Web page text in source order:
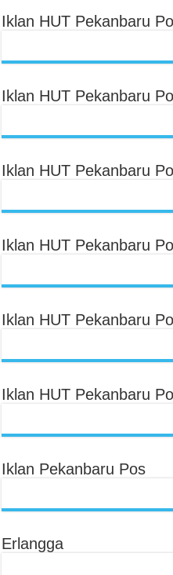
Iklan HUT Pekanbaru
Iklan HUT Pekanbaru
Iklan HUT Pekanbaru
Iklan HUT Pekanbaru
Iklan HUT Pekanbaru
Iklan HUT Pekanbaru
Iklan Pekanbaru Pos
Erlangga